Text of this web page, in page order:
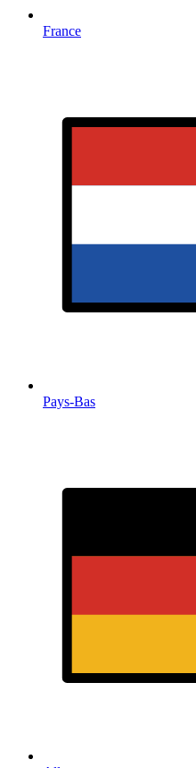
France
Pays-Bas